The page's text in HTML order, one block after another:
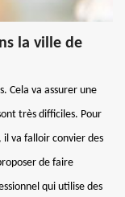
la ville de
Cela va assurer une
très difficiles. Pour
va falloir convier des
de faire
qui utilise des